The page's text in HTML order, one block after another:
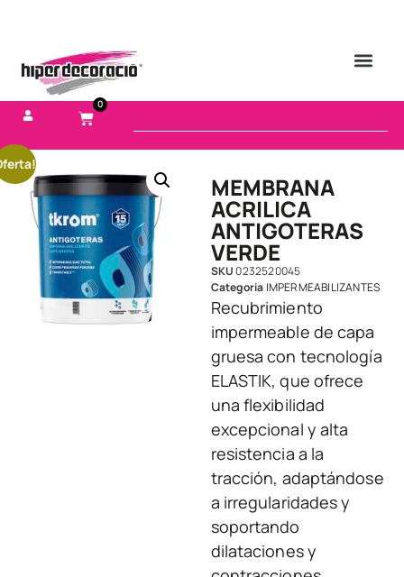
0
MEMBRANA
ACRILICA
ANTIGOTERAS
VERDE
SKU0232520045
Categoria IMPERMEABILIZANTES
Recubrimiento
impermeable de capa
gruesa con tecnología
ELASTIK, que ofrece
una flexibilidad
excepcional y alta
resistencia a la
tracción, adaptándose
a irregularidades y
soportando
dilataciones y